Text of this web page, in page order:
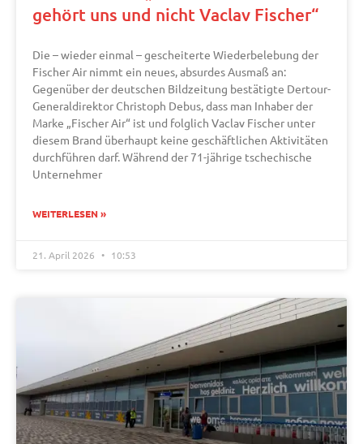
gehört uns und nicht Vaclav Fischer“
Die – wieder einmal – gescheiterte Wiederbelebung der
Fischer Air nimmt ein neues, absurdes Ausmaß an:
Gegenüber der deutschen Bildzeitung bestätigte Dertour-
Generaldirektor Christoph Debus, dass man Inhaber der
Marke „Fischer Air“ ist und folglich Vaclav Fischer unter
diesem Brand überhaupt keine geschäftlichen Aktivitäten
durchführen darf. Während der 71-jährige tschechische
Unternehmer
WEITERLESEN »
21. April 2026 10:53